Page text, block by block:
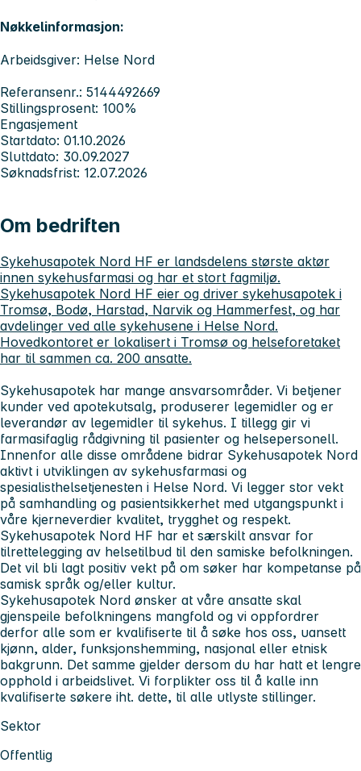
Nøkkelinformasjon:
Arbeidsgiver: Helse Nord
Referansenr.: 5144492669
Stillingsprosent: 100%
Engasjement
Startdato: 01.10.2026
Sluttdato: 30.09.2027
Søknadsfrist: 12.07.2026
Om bedriften
Sykehusapotek Nord HF er landsdelens største aktør
innen sykehusfarmasi og har et stort fagmiljø.
Sykehusapotek Nord HF eier og driver sykehusapotek i
Tromsø, Bodø, Harstad, Narvik og Hammerfest, og har
avdelinger ved alle sykehusene i Helse Nord.
Hovedkontoret er lokalisert i Tromsø og helseforetaket
har til sammen ca. 200 ansatte.
Sykehusapotek har mange ansvarsområder. Vi betjener
kunder ved apotekutsalg, produserer legemidler og er
leverandør av legemidler til sykehus. I tillegg gir vi
farmasifaglig rådgivning til pasienter og helsepersonell.
Innenfor alle disse områdene bidrar Sykehusapotek Nord
aktivt i utviklingen av sykehusfarmasi og
spesialisthelsetjenesten i Helse Nord. Vi legger stor vekt
på samhandling og pasientsikkerhet med utgangspunkt i
våre kjerneverdier kvalitet, trygghet og respekt.
Sykehusapotek Nord HF har et særskilt ansvar for
tilrettelegging av helsetilbud til den samiske befolkningen.
Det vil bli lagt positiv vekt på om søker har kompetanse på
samisk språk og/eller kultur.
Sykehusapotek Nord ønsker at våre ansatte skal
gjenspeile befolkningens mangfold og vi oppfordrer
derfor alle som er kvalifiserte til å søke hos oss, uansett
kjønn, alder, funksjonshemming, nasjonal eller etnisk
bakgrunn. Det samme gjelder dersom du har hatt et lengre
opphold i arbeidslivet. Vi forplikter oss til å kalle inn
kvalifiserte søkere iht. dette, til alle utlyste stillinger.
Sektor
Offentlig